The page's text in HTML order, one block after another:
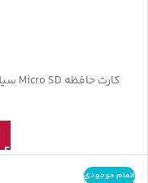
اتمام موجودی